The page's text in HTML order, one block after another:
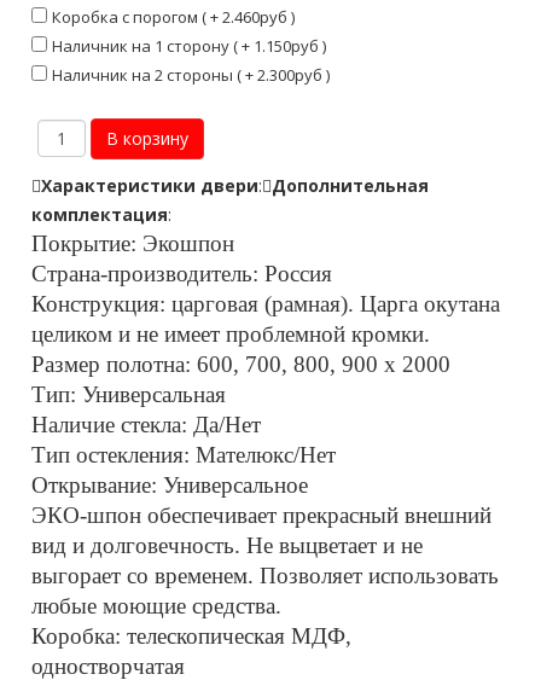
Коробка с порогом ( + 2.460руб )
Наличник на 1 сторону ( + 1.150руб )
Наличник на 2 стороны ( + 2.300руб )
Характеристики двери: Дополнительная
комплектация:
Покрытие: Экошпон
Страна-производитель: Россия
Конструкция: царговая (рамная). Царга окутана
целиком и не имеет проблемной кромки.
Размер полотна: 600, 700, 800, 900 х 2000
Тип: Универсальная
Наличие стекла: Да/Нет
Тип остекления: Мателюкс/Нет
Открывание: Универсальное
ЭКО-шпон обеспечивает прекрасный внешний
вид и долговечность. Не выцветает и не
выгорает со временем. Позволяет использовать
любые моющие средства.
Коробка: телескопическая МДФ,
одностворчатая